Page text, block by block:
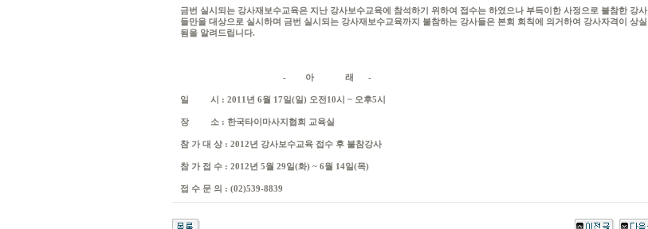
금번 실시되는 강사재보수교육은 지난 강사보수교육에 참석하기 위하여 접수는 하였으나 부득이한 사정으로 불참한 강사
들만을 대상으로 실시하며 금번 실시되는 강사재보수교육까지 불참하는 강사들은 본회 회칙에 의거하여 강사자격이 상실
됨을 알려드립니다.
- 아 래 -
일 시 : 2011년 6월 17일(일) 오전10시 ~ 오후5시
장 소 : 한국타이마사지협회 교육실
참 가 대 상 : 2012년 강사보수교육 접수 후 불참강사
참 가 접 수 : 2012년 5월 29일(화) ~ 6월 14일(목)
접 수 문 의 : (02)539-8839